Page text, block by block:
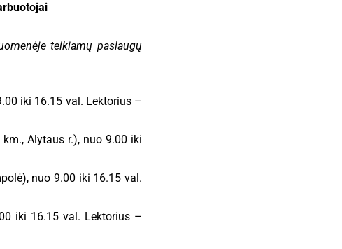
teikiamų paslaugų
iki 16.15 val. Lektorius –
Alytaus r.), nuo 9.00 iki
nuo 9.00 iki 16.15 val.
iki 16.15 val. Lektorius –